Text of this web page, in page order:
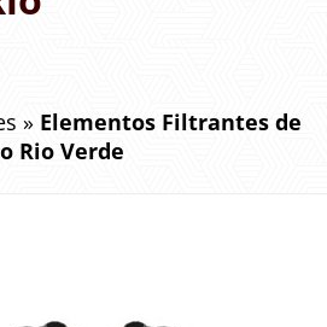
» Elementos Filtrantes de
Rio Verde